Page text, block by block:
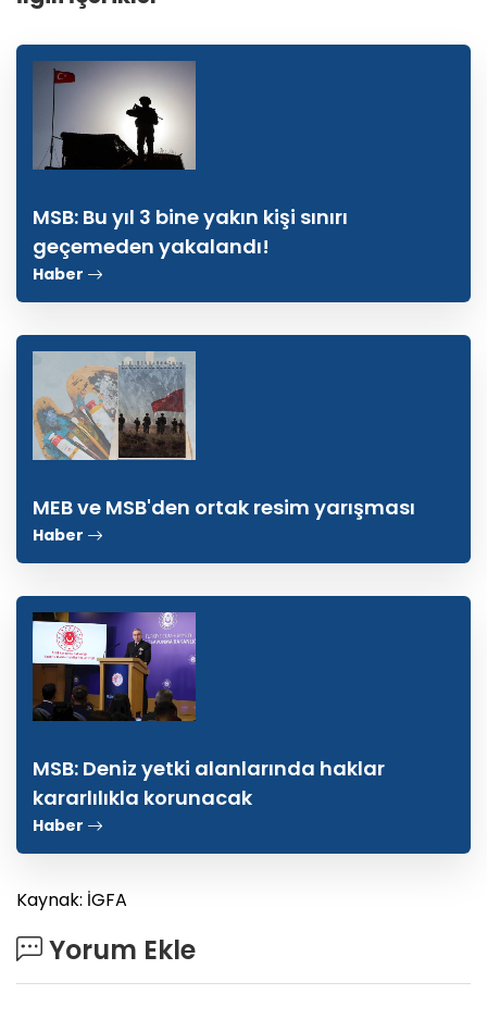
MSB: Bu yıl 3 bine yakın kişi sınırı
geçemeden yakalandı!
Haber
MEB ve MSB'den ortak resim yarışması
Haber
MSB: Deniz yetki alanlarında haklar
kararlılıkla korunacak
Haber
Kaynak: İGFA
Yorum Ekle